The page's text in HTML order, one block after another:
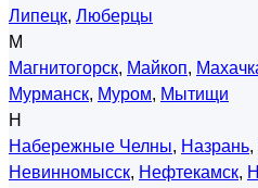
Липецк, Люберцы
М
Магнитогорск, Майкоп,
Мурманск, Муром, Мытищи
Н
Набережные Челны, Назрань,
Невинномысск, Нефтекамск,